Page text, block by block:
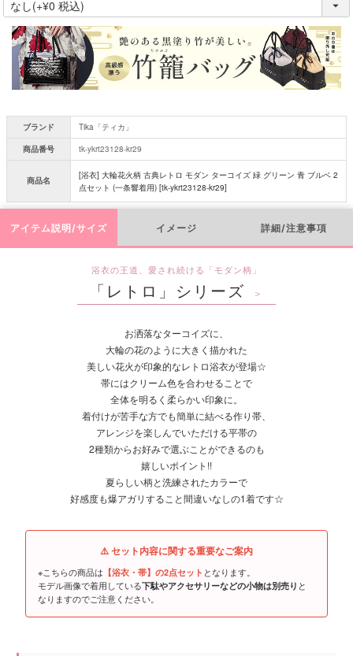
必
)
ブランド
Tika「ティカ」
商品番号
tk-ykrt23128-kr29
商品名
[浴衣] 大輪花火柄 古典レトロ モダン ターコイズ 緑 グリーン 青 ブルベ 2
点セット (一条響着用) [tk-ykrt23128-kr29]
アイテム説明/サイズ イメージ 詳細/注意事項
浴衣の王道、愛され続ける「モダン柄」
「レトロ」シリーズ ＞
お洒落なターコイズに、
大輪の花のように大きく描かれた
美しい花火が印象的なレトロ浴衣が登場☆
帯にはクリーム色を合わせることで
全体を明るく柔らかい印象に。
着付けが苦手な方でも簡単に結べる作り帯、
アレンジを楽しんでいただける平帯の
2種類からお好みで選ぶことができるのも
嬉しいポイント!!
夏らしい柄と洗練されたカラーで
好感度も爆アガリすること間違いなしの1着です☆
⚠️ セット内容に関する重要なご案内
※こちらの商品は 【浴衣・帯】の2点セット となります。
モデル画像で着用している下駄やアクセサリーなどの小物は別売り と
なりますのでご注意ください。